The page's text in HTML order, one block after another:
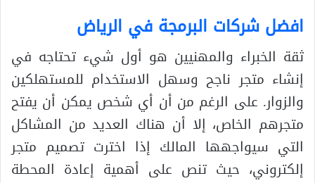
افضل شركات البرمجة في الرياض
ثقة الخبراء والمهنيين هو أول شيء تحتاجه في
إنشاء متجر ناجح وسهل الاستخدام للمستهلكين
والزوار. على الرغم من أن أي شخص يمكن أن يفتح
متجرهم الخاص، إلا أن هناك العديد من المشاكل
التي سيواجهها المالك إذا اخترت تصميم متجر
إلكتروني، حيث تنص على أهمية إعادة المحطة